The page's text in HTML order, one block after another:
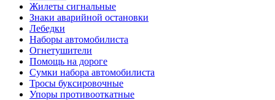
Жилеты сигнальные
Знаки аварийной остановки
Лебедки
Наборы автомобилиста
Огнетушители
Помощь на дороге
Сумки набора автомобилиста
Тросы буксировочные
Упоры противооткатные